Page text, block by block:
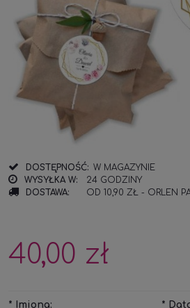
DOSTĘPNOŚĆ: W MAGAZYNIE
WYSYŁKA W:
24 GODZINY
DOSTAWA:
OD 10,90 ZŁ - ORLEN
CENA NIE ZAWIERA
40,00 zł
* Imiona: *